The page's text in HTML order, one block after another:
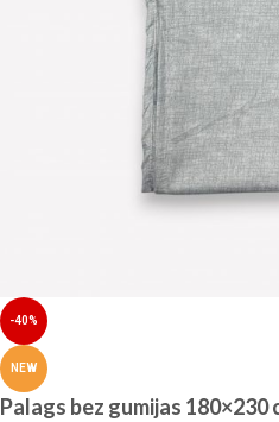
-40%
NEW
Palags bez gumijas